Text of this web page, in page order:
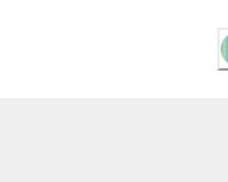
вес 64